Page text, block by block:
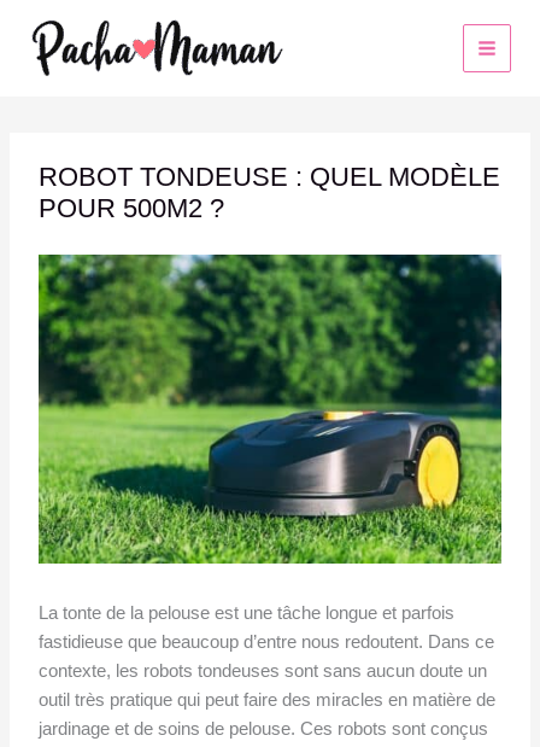
contenu
ROBOT TONDEUSE : QUEL MODÈLE
POUR 500M2 ?
La tonte de la pelouse est une tâche longue et parfois
fastidieuse que beaucoup d’entre nous redoutent. Dans ce
contexte, les robots tondeuses sont sans aucun doute un
outil très pratique qui peut faire des miracles en matière de
jardinage et de soins de pelouse. Ces robots sont conçus